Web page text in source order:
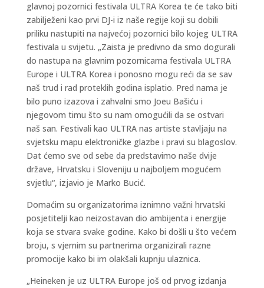
glavnoj pozornici festivala ULTRA Korea te će tako biti
zabilježeni kao prvi DJ-i iz naše regije koji su dobili
priliku nastupiti na najvećoj pozornici bilo kojeg ULTRA
festivala u svijetu. „Zaista je predivno da smo dogurali
do nastupa na glavnim pozornicama festivala ULTRA
Europe i ULTRA Korea i ponosno mogu reći da se sav
naš trud i rad proteklih godina isplatio. Pred nama je
bilo puno izazova i zahvalni smo Joeu Bašiću i
njegovom timu što su nam omogućili da se ostvari
naš san. Festivali kao ULTRA nas artiste stavljaju na
svjetsku mapu elektroničke glazbe i pravi su blagoslov.
Dat ćemo sve od sebe da predstavimo naše dvije
države, Hrvatsku i Sloveniju u najboljem mogućem
svjetlu“, izjavio je Marko Bucić.
Domaćim su organizatorima iznimno važni hrvatski
posjetitelji kao neizostavan dio ambijenta i energije
koja se stvara svake godine. Kako bi došli u što većem
broju, s vjernim su partnerima organizirali razne
promocije kako bi im olakšali kupnju ulaznica.
„Heineken je uz ULTRA Europe još od prvog izdanja